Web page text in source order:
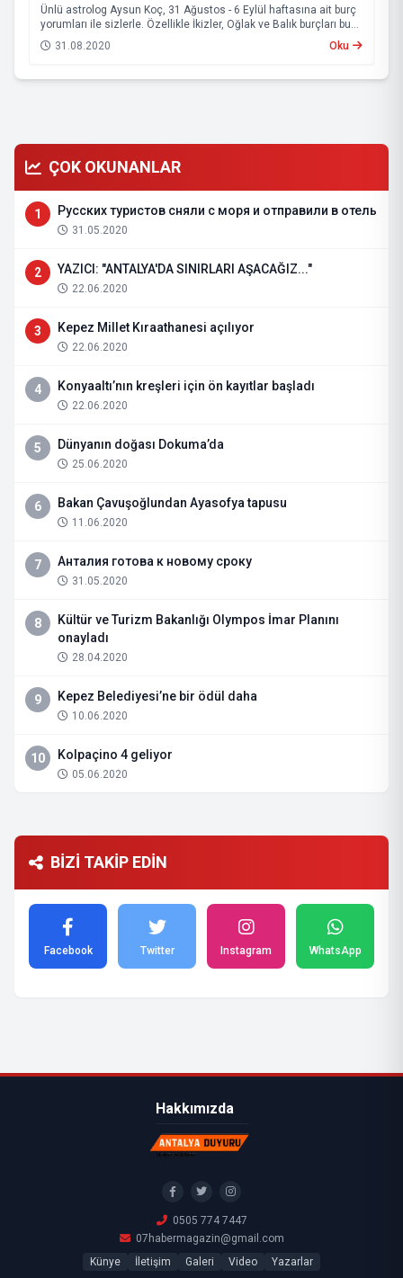
bekliyor?
Ünlü astrolog Aysun Koç, 31 Ağustos - 6 Eylül haftasına ait burç
yorumları ile sizlerle. Özellikle İkizler, Oğlak ve Balık burçları bu
hafta vereceği kararları iki kere düşünmeli.
31.08.2020 Oku
ÇOK OKUNANLAR
1 Русских туристов сняли с моря и отправили в отель
31.05.2020
2 YAZICI: "ANTALYA'DA SINIRLARI AŞACAĞIZ..."
22.06.2020
3 Kepez Millet Kıraathanesi açılıyor
22.06.2020
4 Konyaaltı’nın kreşleri için ön kayıtlar başladı
22.06.2020
5 Dünyanın doğası Dokuma’da
25.06.2020
6 Bakan Çavuşoğlundan Ayasofya tapusu
11.06.2020
7 Анталия готова к новому сроку
31.05.2020
8
Kültür ve Turizm Bakanlığı Olympos İmar Planını
onayladı
28.04.2020
9 Kepez Belediyesi’ne bir ödül daha
10.06.2020
10 Kolpaçino 4 geliyor
05.06.2020
BİZİ TAKİP EDİN
Facebook Twitter Instagram WhatsApp
Hakkımızda
0505 774 7447
07habermagazin@gmail.com
Künye
İletişim Galeri Video Yazarlar